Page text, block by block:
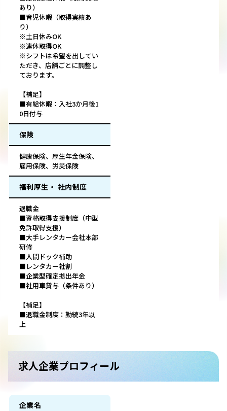
あり）
■育児休暇（取得実績あ
り）
※土日休みOK
※連休取得OK
※シフトは希望を出してい
ただき、店舗ごとに調整し
ております。
【補足】
■有給休暇：入社3か月後1
0日付与
保険
健康保険、厚生年金保険、
雇用保険、労災保険
福利厚生・ 社内制度
退職金
■資格取得支援制度（中型
免許取得支援）
■大手レンタカー会社本部
研修
■人間ドック補助
■レンタカー社割
■企業型確定拠出年金
■社用車貸与（条件あり）
【補足】
■退職金制度：勤続3年以
上
求人企業プロフィール
企業名